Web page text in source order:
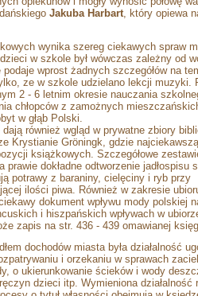
Jakuba Harbart, który opiewa
wynika szereg ciekawych spraw
w szkole był wówczas zależny od
wprost żadnych szczegółów na
ze w szkole udzielano lekcji muzyki.
2 - 6 letnim okresie nauczania
chłopców z zamożnych
w głąb Polski.
również wgląd w prywatne zbiory
Krystianie Gröningk, gdzie
książkowych. Szczegółowe
prawie dokładne odtworzenie jadłospisu
potrawy z baraniny, cielęciny i ryb przy
ilości piwa. Również w zakresie
dokument wpływu mody polskiej
i hiszpańskich wpływach w
zapis na str. 436 - 439 omawianej
dochodów miasta była działalność
i orzekaniu w sprawach
o ukierunkowanie ścieków i wody
dzieci itp. Wymieniona